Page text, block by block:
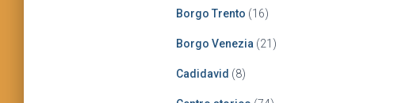
Borgo Trento (16)
Borgo Venezia (21)
Cadidavid (8)